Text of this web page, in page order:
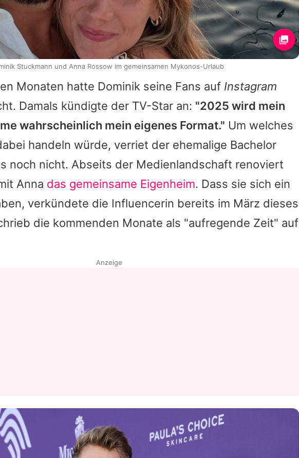
Monaten hatte Dominik seine Fans auf Instagram
Damals kündigte der TV-Star an: "2025 wird mein
wahrscheinlich mein eigenes Format." Um welches
handeln würde, verriet der ehemalige Bachelor
noch nicht. Abseits der Medienlandschaft renoviert
Anna das gemeinsame Eigenheim. Dass sie sich ein
verkündete die Influencerin bereits im März dieses
die kommenden Monate als "aufregende Zeit" auf
Stuckmann und Anna Rossow im gemeinsamen Mykonos-Urlaub
Anzeige